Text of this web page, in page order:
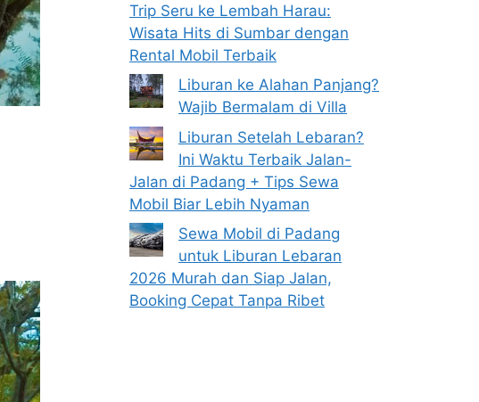
Trip Seru ke Lembah Harau:
Wisata Hits di Sumbar dengan
Rental Mobil Terbaik
Liburan ke Alahan Panjang?
Wajib Bermalam di Villa
Liburan Setelah Lebaran?
Ini Waktu Terbaik Jalan-
Jalan di Padang + Tips Sewa
Mobil Biar Lebih Nyaman
Sewa Mobil di Padang
untuk Liburan Lebaran
2026 Murah dan Siap Jalan,
Booking Cepat Tanpa Ribet